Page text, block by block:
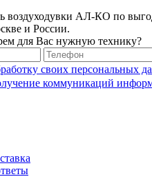
воздуходувки АЛ-КО по
и России.
для Вас нужную технику?
своих персональных
коммуникаций